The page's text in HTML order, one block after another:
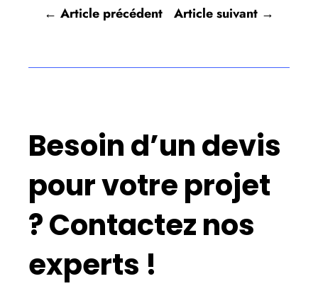
←Article précédent Article suivant→
Besoin d’un devis
pour votre projet
? Contactez nos
experts !